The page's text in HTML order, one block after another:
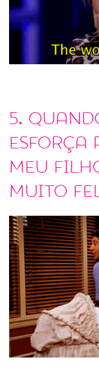
5.
esforça
meu
muito